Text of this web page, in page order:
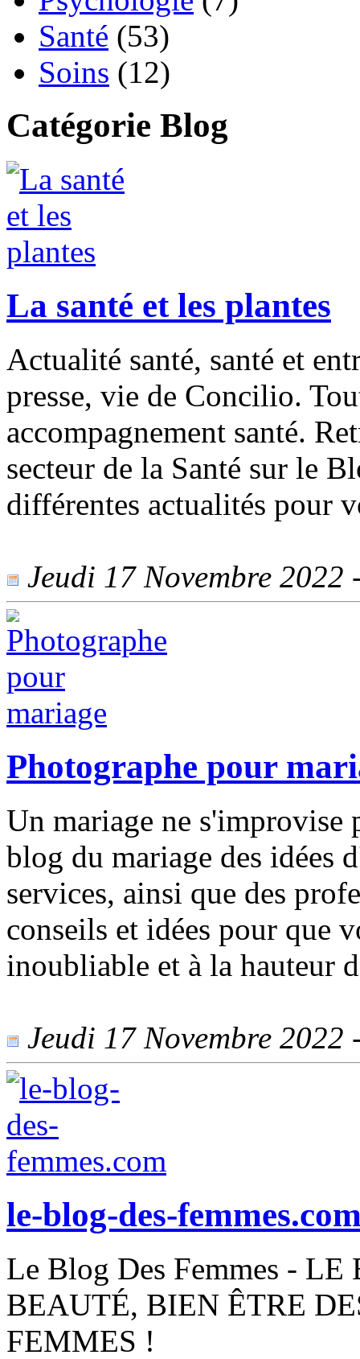
Santé (53)
Soins (12)
Catégorie Blog
La santé et les plantes
Actualité santé, santé et
presse, vie de Concilio.
accompagnement santé.
secteur de la Santé sur le
différentes actualités pour
Jeudi 17 Novembre 2022
Photographe pour
Un mariage ne s'improvise
blog du mariage des idées
services, ainsi que des
conseils et idées pour que
inoubliable et à la hauteur
Jeudi 17 Novembre 2022
le-blog-des-
Le Blog Des Femmes -
BEAUTÉ, BIEN ÊTRE
FEMMES !